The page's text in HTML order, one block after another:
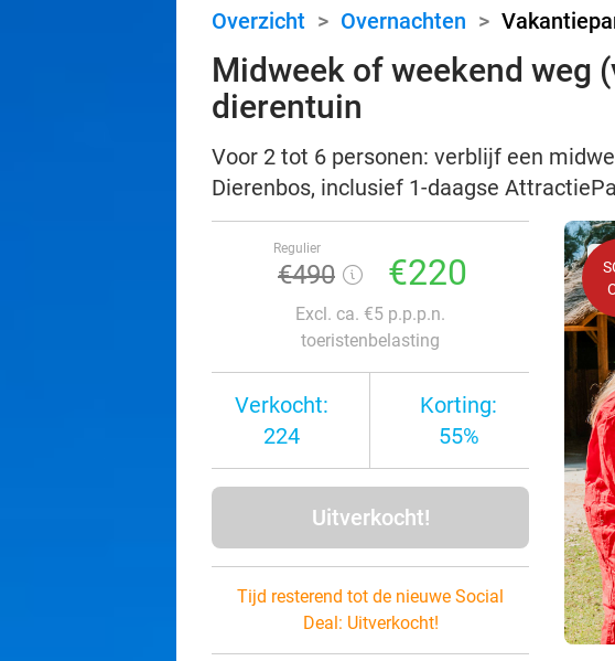
Overzicht > Overnachten >
Midweek of weekend weg
dierentuin
Voor 2 tot 6 personen: verblijf een
Dierenbos, inclusief 1-daagse
Regulier
€490 €220
Excl. ca. €5 p.p.p.n.
toeristenbelasting
Verkocht:
224
Korting:
55%
Uitverkocht!
Tijd resterend tot de nieuwe Social
Deal: Uitverkocht!